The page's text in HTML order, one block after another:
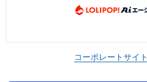
コーポレートサイト